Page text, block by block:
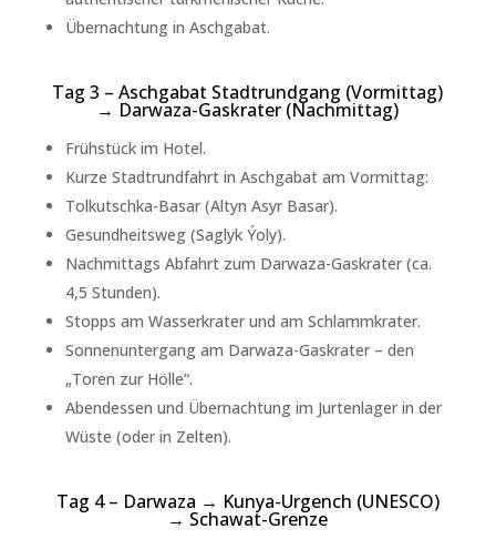
Übernachtung in Aschgabat.
Tag 3 – Aschgabat Stadtrundgang (Vormittag)
→ Darwaza-Gaskrater (Nachmittag)
Frühstück im Hotel.
Kurze Stadtrundfahrt in Aschgabat am Vormittag:
Tolkutschka-Basar (Altyn Asyr Basar).
Gesundheitsweg (Saglyk Ýoly).
Nachmittags Abfahrt zum Darwaza-Gaskrater (ca.
4,5 Stunden).
Stopps am Wasserkrater und am Schlammkrater.
Sonnenuntergang am Darwaza-Gaskrater – den
„Toren zur Hölle“.
Abendessen und Übernachtung im Jurtenlager in der
Wüste (oder in Zelten).
Tag 4 – Darwaza → Kunya-Urgench (UNESCO)
→ Schawat-Grenze